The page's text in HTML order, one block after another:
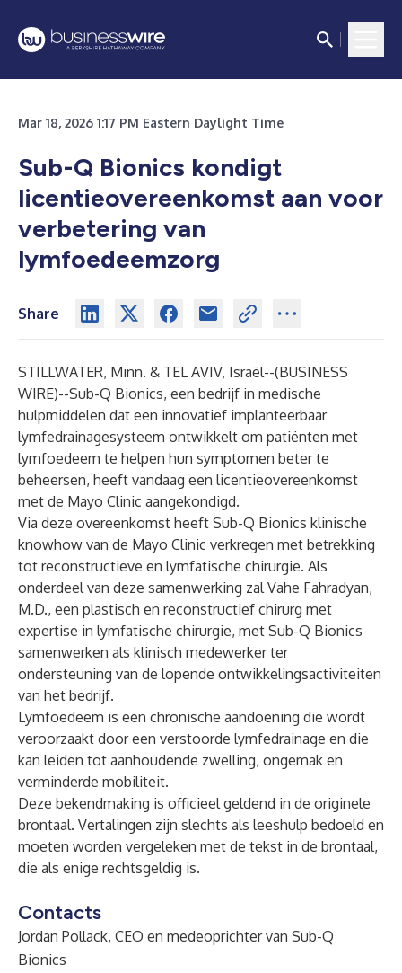
Mar 18, 2026 1:17 PM Eastern Daylight Time
Sub-Q Bionics kondigt
licentieovereenkomst aan voor
verbetering van
lymfoedeemzorg
Share
STILLWATER, Minn. & TEL AVIV, Israël--(BUSINESS
WIRE)--Sub-Q Bionics, een bedrijf in medische
hulpmiddelen dat een innovatief implanteerbaar
lymfedrainagesysteem ontwikkelt om patiënten met
lymfoedeem te helpen hun symptomen beter te
beheersen, heeft vandaag een licentieovereenkomst
met de Mayo Clinic aangekondigd.
Via deze overeenkomst heeft Sub-Q Bionics klinische
knowhow van de Mayo Clinic verkregen met betrekking
tot reconstructieve en lymfatische chirurgie. Als
onderdeel van deze samenwerking zal Vahe Fahradyan,
M.D., een plastisch en reconstructief chirurg met
expertise in lymfatische chirurgie, met Sub-Q Bionics
samenwerken als klinisch medewerker ter
ondersteuning van de lopende ontwikkelingsactiviteiten
van het bedrijf.
Lymfoedeem is een chronische aandoening die wordt
veroorzaakt door een verstoorde lymfedrainage en die
kan leiden tot aanhoudende zwelling, ongemak en
verminderde mobiliteit.
Deze bekendmaking is officieel geldend in de originele
brontaal. Vertalingen zijn slechts als leeshulp bedoeld en
moeten worden vergeleken met de tekst in de brontaal,
die als enige rechtsgeldig is.
Contacts
Jordan Pollack, CEO en medeoprichter van Sub-Q
Bionics